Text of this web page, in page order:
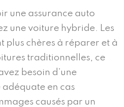
une assurance auto
une voiture hybride. Les
plus chères à réparer et à
traditionnelles, ce
besoin d’une
en cas
causés par un